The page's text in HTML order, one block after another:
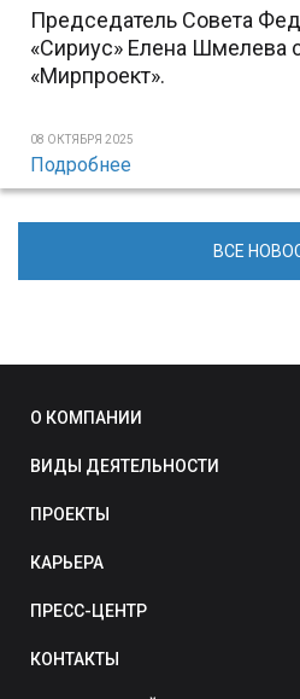
Председатель Совета
«Сириус» Елена Шмелева
«Мирпроект».
08 ОКТЯБРЯ 2025
Подробнее
ВСЕ
О КОМПАНИИ
ВИДЫ ДЕЯТЕЛЬНОСТИ
ПРОЕКТЫ
КАРЬЕРА
ПРЕСС-ЦЕНТР
КОНТАКТЫ